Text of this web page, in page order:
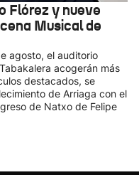
Flórez y nueve
Musical de
agosto, el auditorio
acogerán más
destacados, se
de Arriaga con el
de Natxo de Felipe